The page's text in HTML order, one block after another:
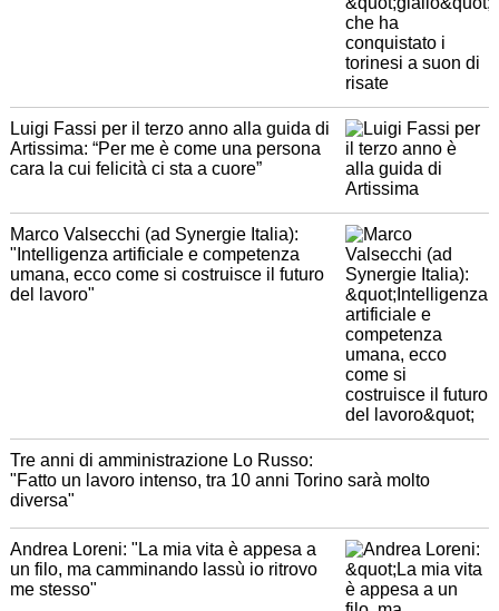
Luigi Fassi per il terzo anno alla guida di
Artissima: “Per me è come una persona
cara la cui felicità ci sta a cuore”
Marco Valsecchi (ad Synergie Italia):
"Intelligenza artificiale e competenza
umana, ecco come si costruisce il futuro
del lavoro"
Tre anni di amministrazione Lo Russo:
"Fatto un lavoro intenso, tra 10 anni Torino sarà molto
diversa"
Andrea Loreni: "La mia vita è appesa a
un filo, ma camminando lassù io ritrovo
me stesso"